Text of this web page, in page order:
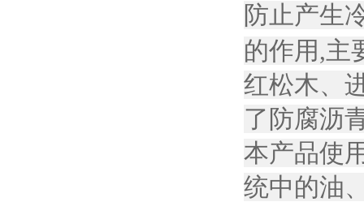
防止产生
的作用,主
红松木、
了防腐沥
本产品使
统中的油